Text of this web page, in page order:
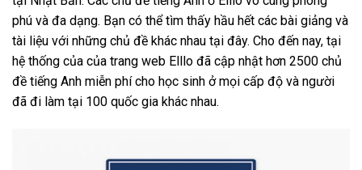
phú và đa dạng. Bạn có thể tìm thấy hầu hết các bài giảng và
tài liệu với những chủ đề khác nhau tại đây. Cho đến nay, tại
hệ thống của của trang web Elllo đã cập nhật hơn 2500 chủ
đề tiếng Anh miễn phí cho học sinh ở mọi cấp độ và người
đã đi làm tại 100 quốc gia khác nhau.